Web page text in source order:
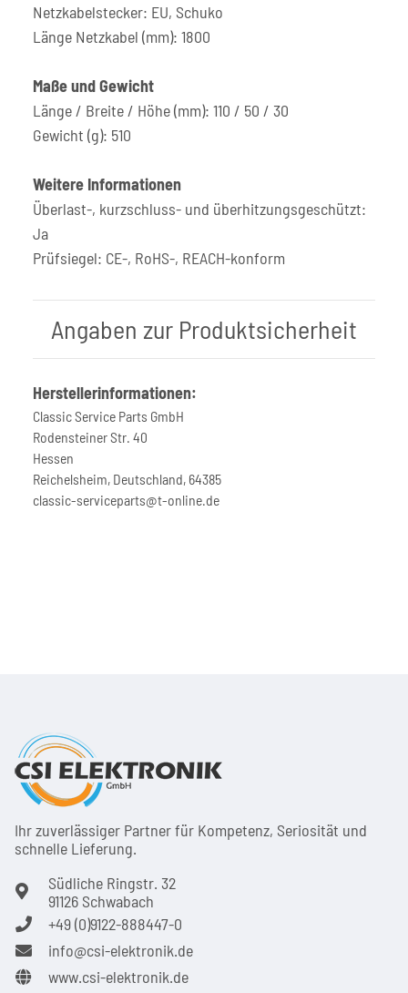
Netzkabelstecker: EU, Schuko
Länge Netzkabel (mm): 1800
Maße und Gewicht
Länge / Breite / Höhe (mm): 110 / 50 / 30
Gewicht (g): 510
Weitere Informationen
Überlast-, kurzschluss- und überhitzungsgeschützt:
Ja
Prüfsiegel: CE-, RoHS-, REACH-konform
Angaben zur Produktsicherheit
Herstellerinformationen:
Classic Service Parts GmbH
Rodensteiner Str. 40
Hessen
Reichelsheim, Deutschland, 64385
classic-serviceparts@t-online.de
Ihr zuver­läs­siger Partner für Kom­pe­tenz, Seri­osi­tät und
schnel­le Lie­ferung.
Südliche Ringstr. 32
91126 Schwabach
+49 (0)9122-888447-0
info@csi-elektronik.de
www.csi-elektronik.de